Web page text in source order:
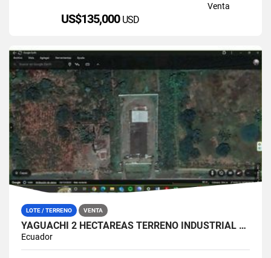
Venta
US$135,000 USD
LOTE / TERRENO VENTA
YAGUACHI 2 HECTÁREAS TERRENO INDUSTRIAL EN VENTA | VIA MILAGRO KM 26
Ecuador